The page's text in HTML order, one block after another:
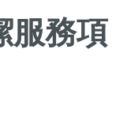
服務項